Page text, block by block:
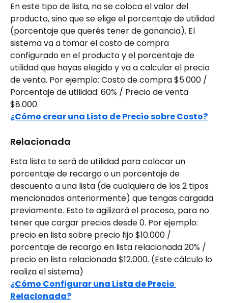
En este tipo de lista, no se coloca el valor del
producto, sino que se elige el porcentaje de utilidad
(porcentaje que querés tener de ganancia). El
sistema va a tomar el costo de compra
configurado en el producto y el porcentaje de
utilidad que hayas elegido y va a calcular el precio
de venta. Por ejemplo: Costo de compra $5.000 /
Porcentaje de utilidad: 60% / Precio de venta
$8.000.
¿Cómo crear una Lista de Precio sobre Costo?
Relacionada
Esta lista te será de utilidad para colocar un
porcentaje de recargo o un porcentaje de
descuento a una lista (de cualquiera de los 2 tipos
mencionados anteriormente) que tengas cargada
previamente. Esto te agilizará el proceso, para no
tener que cargar precios desde 0. Por ejemplo:
precio en lista sobre precio fijo $10.000 /
porcentaje de recargo en lista relacionada 20% /
precio en lista relacionada $12.000. (Este cálculo lo
realiza el sistema)
¿Cómo Configurar una Lista de Precio
Relacionada?